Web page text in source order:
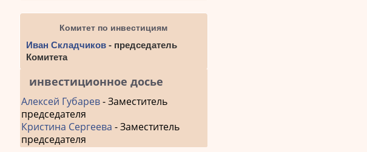
Комитет по инвестициям
Иван Складчиков - председатель
Комитета
инвестиционное досье
Алексей Губарев- Заместитель
председателя
Кристина Сергеева - Заместитель
председателя